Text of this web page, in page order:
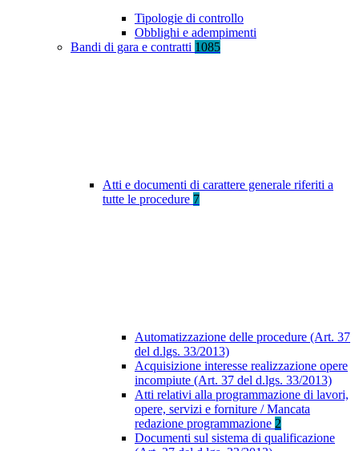
Tipologie di controllo
Obblighi e adempimenti
Bandi di gara e contratti 1085
Atti e documenti di carattere generale riferiti a
tutte le procedure 7
Automatizzazione delle procedure (Art. 37
del d.lgs. 33/2013)
Acquisizione interesse realizzazione opere
incompiute (Art. 37 del d.lgs. 33/2013)
Atti relativi alla programmazione di lavori,
opere, servizi e forniture / Mancata
redazione programmazione 2
Documenti sul sistema di qualificazione